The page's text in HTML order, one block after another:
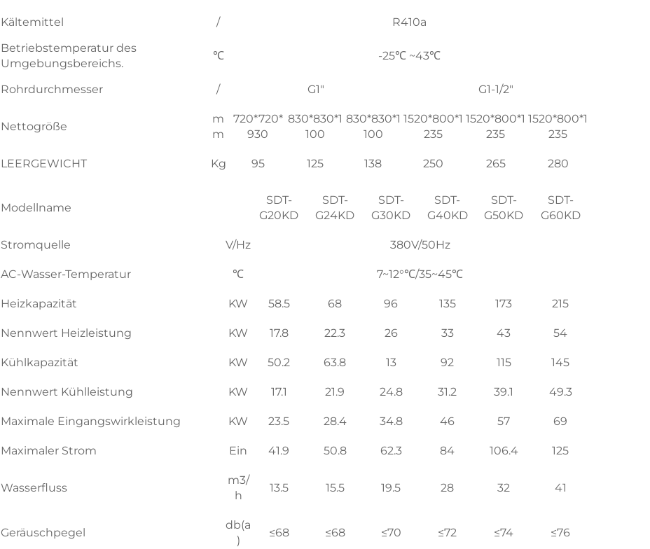
Kältemittel /
R410a
Betriebstemperatur des
Umgebungsbereichs.
℃ -25℃ ~43℃
Rohrdurchmesser / G1" G1-1/2"
Nettogröße
m
m
720*720*
930
830*830*1
100
830*830*1
100
1520*800*1
235
1520*800*1
235
1520*800*1
235
LEERGEWICHT Kg 95 125 138 250 265 280
Modellname
SDT-
G20KD
SDT-
G24KD
SDT-
G30KD
SDT-
G40KD
SDT-
G50KD
SDT-
G60KD
Stromquelle V/Hz 380V/50Hz
AC-Wasser-Temperatur ℃ 7~12°℃/35~45℃
Heizkapazität KW 58.5 68 96 135 173 215
Nennwert Heizleistung KW 17.8 22.3 26 33 43 54
Kühlkapazität KW 50.2 63.8 13 92 115 145
Nennwert Kühlleistung KW 17.1 21.9 24.8 31.2 39.1 49.3
Maximale Eingangswirkleistung KW 23.5 28.4 34.8 46 57 69
Maximaler Strom Ein 41.9 50.8 62.3 84 106.4 125
Wasserfluss
m3/
h
13.5 15.5 19.5 28 32 41
Geräuschpegel
db(a
)
≤68 ≤68 ≤70 ≤72 ≤74 ≤76